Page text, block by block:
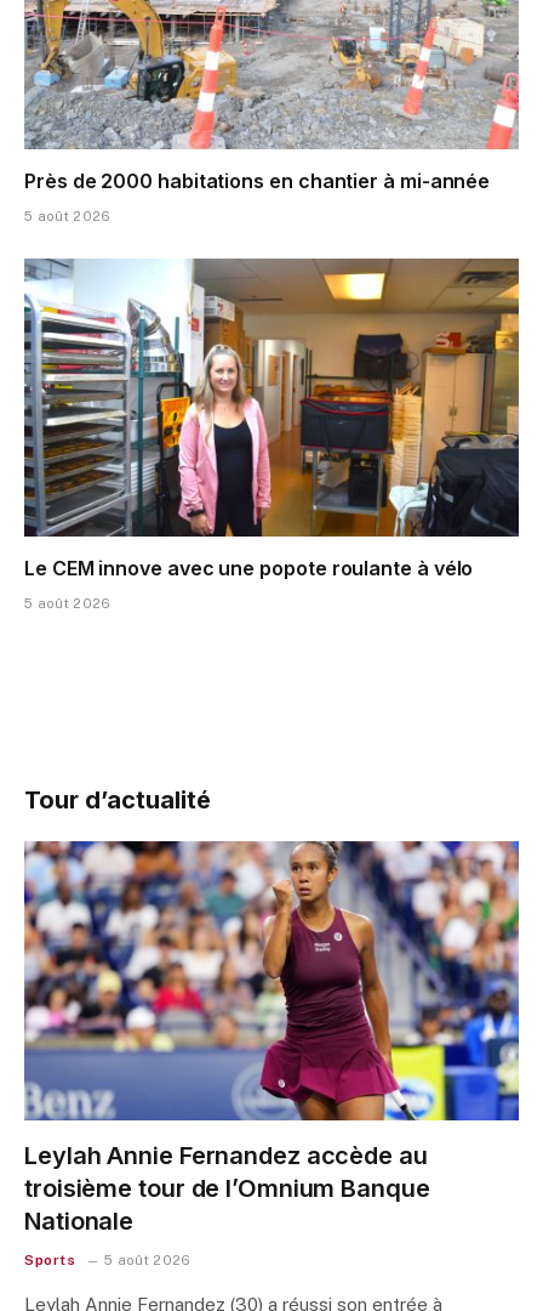
Près de 2000 habitations en chantier à mi-année
5 août 2026
Le CEM innove avec une popote roulante à vélo
5 août 2026
Tour d’actualité
Leylah Annie Fernandez accède au
troisième tour de l’Omnium Banque
Nationale
Sports 5 août 2026
Leylah Annie Fernandez (30) a réussi son entrée à